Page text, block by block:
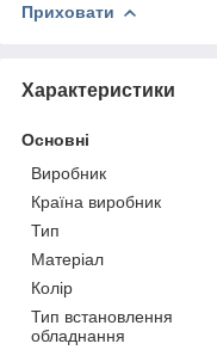
Приховати
Характеристики
Основні
Виробник
Країна виробник
Тип
Матеріал
Колір
Тип встановлення
обладнання